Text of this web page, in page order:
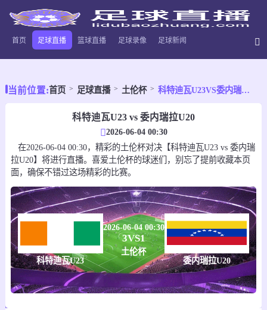
首页 足球直播 篮球直播 足球录像 足球新闻
当前位置:首页 足球直播 土伦杯 科特迪瓦U23VS委内瑞拉U20
科特迪瓦U23 vs 委内瑞拉U20
2026-06-04 00:30
在2026-06-04 00:30，精彩的土伦杯对决【科特迪瓦U23 vs 委内瑞
拉U20】将进行直播。喜爱土伦杯的球迷们，别忘了提前收藏本页
面，确保不错过这场精彩的比赛。
科特迪瓦U23
2026-06-04 00:30
3VS1
土伦杯
委内瑞拉U20